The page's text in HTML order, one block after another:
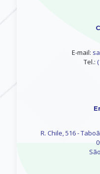
E-mail:
Tel.:
R. Chile, 516 -